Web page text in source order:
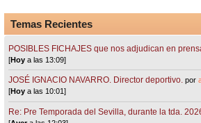
Temas Recientes
POSIBLES FICHAJES que nos adjudican en
[Hoy a las 13:09]
JOSÉ IGNACIO NAVARRO. Director deportivo. por
[Hoy a las 10:01]
Re: Pre Temporada del Sevilla, durante la tda.